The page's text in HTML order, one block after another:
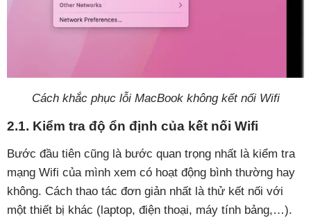
Cách khắc phục lỗi MacBook không kết nối Wifi
2.1. Kiểm tra độ ổn định của kết nối Wifi
Bước đầu tiên cũng là bước quan trọng nhất là kiểm tra
mạng Wifi của mình xem có hoạt động bình thường hay
không. Cách thao tác đơn giản nhất là thử kết nối với
một thiết bị khác (laptop, điện thoại, máy tính bảng,…).